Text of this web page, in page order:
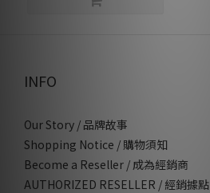
INFO
Our Story / 品牌故事
Shopping Notice / 購物須知
Become a Reseller / 成為經銷商
AUTHORIZED RESELLER / 經銷據點